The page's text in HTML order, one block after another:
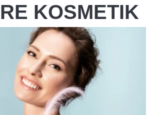
KOSMETIK